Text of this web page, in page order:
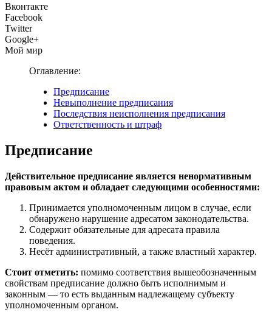
Вконтакте
Facebook
Twitter
Google+
Мой мир
Оглавление:
Предписание
Невыполнение предписания
Последствия неисполнения предписания
Ответственность и штраф
Предписание
Действительное предписание является ненормативным
правовым актом и обладает следующими особенностями:
Принимается уполномоченным лицом в случае, если
обнаружено нарушение адресатом законодательства.
Содержит обязательные для адресата правила
поведения.
Несёт административный, а также властный характер.
Стоит отметить: помимо соответствия вышеобозначенным
свойствам предписание должно быть исполнимым и
законным — то есть выданным надлежащему субъекту
уполномоченным органом.